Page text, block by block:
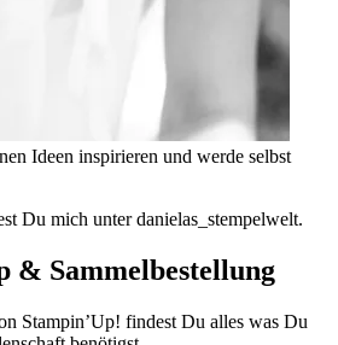
Ideen inspirieren und werde selbst
Du mich unter danielas_stempelwelt.
& Sammelbestellung
Stampin’Up! findest Du alles was Du